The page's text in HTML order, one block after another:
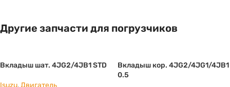
Другие запчасти для погрузчиков
Вкладыш шат. 4JG2/4JB1 STD
Isuzu,Двигатель
Вкладыш кор. 4JG2/4JG1/4JB1
0.5